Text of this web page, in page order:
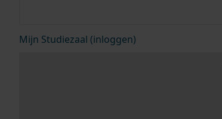
Mijn Studiezaal (inloggen)